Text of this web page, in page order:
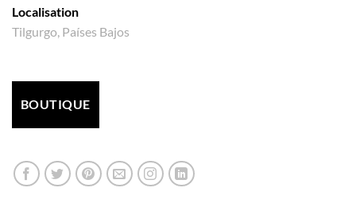
Localisation
Tilgurgo, Países Bajos
BOUTIQUE